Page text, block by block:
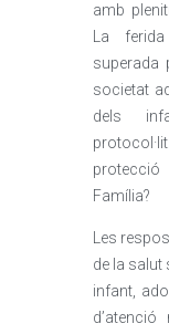
amb
La
superada
societat
dels
Família?
Les
de la salut
infant,